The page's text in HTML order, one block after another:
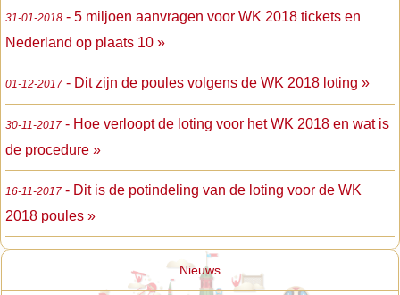
31-01-2018 - 5 miljoen aanvragen voor WK 2018 tickets en
Nederland op plaats 10 »
01-12-2017 - Dit zijn de poules volgens de WK 2018 loting »
30-11-2017 - Hoe verloopt de loting voor het WK 2018 en wat is
de procedure »
16-11-2017 - Dit is de potindeling van de loting voor de WK
2018 poules »
Nieuws